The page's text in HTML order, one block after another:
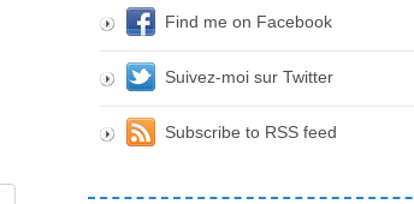
Find me on Facebook
Suivez-moi sur Twitter
Subscribe to RSS feed